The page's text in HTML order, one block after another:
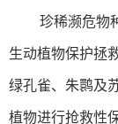
珍稀濒危物
生动植物保护拯
绿孔雀、朱鹮及
植物进行抢救性